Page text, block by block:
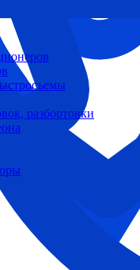
разбортовки